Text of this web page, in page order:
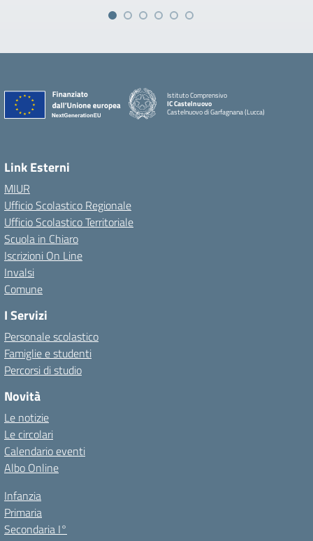
Istituto Comprensivo
IC Castelnuovo
Castelnuovo di Garfagnana (Lucca)
Link Esterni
MIUR
Ufficio Scolastico Regionale
Ufficio Scolastico Territoriale
Scuola in Chiaro
Iscrizioni On Line
Invalsi
Comune
I Servizi
Personale scolastico
Famiglie e studenti
Percorsi di studio
Novità
Le notizie
Le circolari
Calendario eventi
Albo Online
Infanzia
Primaria
Secondaria I°